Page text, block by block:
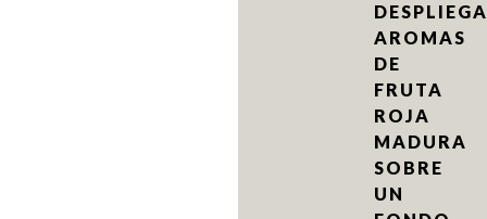
DESPLIEGA
AROMAS
DE
FRUTA
ROJA
MADURA
SOBRE
UN